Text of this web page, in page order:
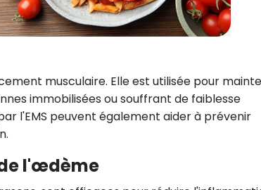
musculaire. Elle est utilisée pour
immobilisées ou souffrant de faiblesse
l'EMS peuvent également aider à prévenir
l'œdème